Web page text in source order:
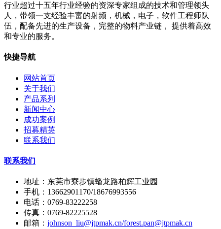
行业超过十五年行业经验的资深专家组成的技术和管理领头
人，带领一支经验丰富的射频，机械，电子，软件工程师队
伍，配备先进的生产设备，完整的物料产业链， 提供着高效
和专业的服务。
快捷导航
网站首页
关于我们
产品系列
新闻中心
成功案例
招募精英
联系我们
联系我们
地址：东莞市寮步镇蟠龙路柏辉工业园
手机：13662901170/18676993556
电话：0769-83222258
传真：0769-82225528
邮箱： johnson_liu@jtpmak.cn/forest.pan@jtpmak.cn